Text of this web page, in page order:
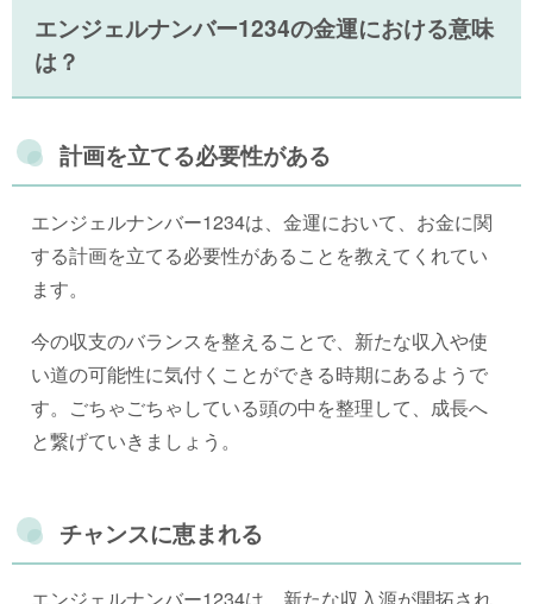
エンジェルナンバー1234の金運における意味
は？
計画を立てる必要性がある
エンジェルナンバー1234は、金運において、お金に関
する計画を立てる必要性があることを教えてくれてい
ます。
今の収支のバランスを整えることで、新たな収入や使
い道の可能性に気付くことができる時期にあるようで
す。ごちゃごちゃしている頭の中を整理して、成長へ
と繋げていきましょう。
チャンスに恵まれる